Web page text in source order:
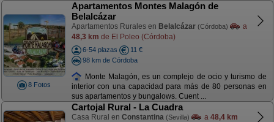
8 Fotos
Apartamentos Montes Malagón de
Belalcázar
Apartamentos Rurales en Belalcázar (Córdoba)
a
48,3 km de El Poleo (Córdoba)
6-54 plazas
11 €
98 km de Córdoba
Monte Malagón, es un complejo de ocio y turismo de
interior con una capacidad para más de 80 personas en
sus apartamentos y bungalows. Cuent ...
Cartojal Rural - La Cuadra
Casa Rural en Constantina (Sevilla) a 48,4 km